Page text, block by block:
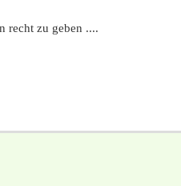
recht zu geben ....